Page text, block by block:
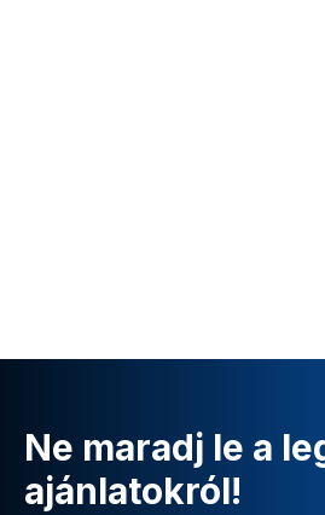
Ne maradj le a
ajánlatokról!